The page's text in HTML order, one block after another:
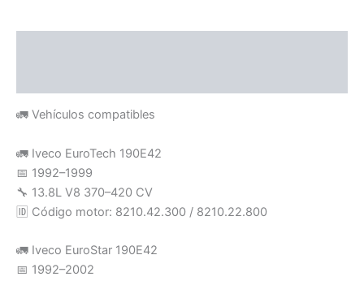
🚛 Vehículos compatibles
🚛 Iveco EuroTech 190E42
📅 1992–1999
🔧 13.8L V8 370–420 CV
🆔 Código motor: 8210.42.300 / 8210.22.800
🚛 Iveco EuroStar 190E42
📅 1992–2002